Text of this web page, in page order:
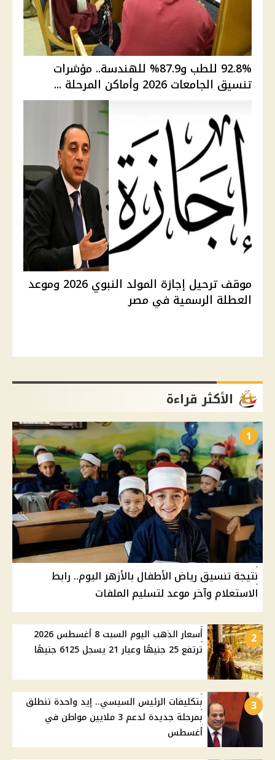
92.8% للطب و87.9% للهندسة.. مؤشرات
تنسيق الجامعات 2026 وأماكن المرحلة ...
موقف ترحيل إجازة المولد النبوي 2026 وموعد
العطلة الرسمية في مصر
الأكثر قراءة
1
نتيجة تنسيق رياض الأطفال بالأزهر اليوم.. رابط
الاستعلام وآخر موعد لتسليم الملفات
2
أسعار الذهب اليوم السبت 8 أغسطس 2026
ترتفع 25 جنيهًا وعيار 21 يسجل 6125 جنيهًا
3
بتكليفات الرئيس السيسي.. إيد واحدة تنطلق
بمرحلة جديدة لدعم 3 ملايين مواطن في
أغسطس